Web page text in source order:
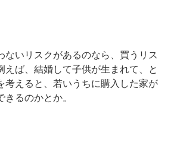
いリスクがあるのなら、買うリス
えば、結婚して子供が生まれて、と
考えると、若いうちに購入した家が
るのかとか。